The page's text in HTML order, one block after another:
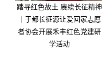
踏寻红色故土 赓续长征精神
｜于都长征源让爱回家志愿
者协会开展禾丰红色党建研
学活动